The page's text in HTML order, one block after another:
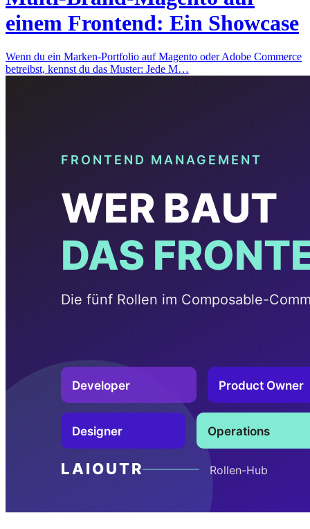
einem Frontend: Ein Showcase
Wenn du ein Marken-Portfolio auf Magento oder Adobe Commerce
betreibst, kennst du das Muster: Jede M…